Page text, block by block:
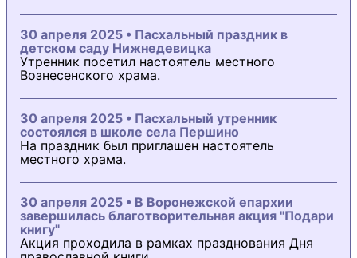
30 апреля 2025 • Пасхальный праздник в
детском саду Нижнедевицка
Утренник посетил настоятель местного
Вознесенского храма.
30 апреля 2025 • Пасхальный утренник
состоялся в школе села Першино
На праздник был приглашен настоятель
местного храма.
30 апреля 2025 • В Воронежской епархии
завершилась благотворительная акция "Подари
книгу"
Акция проходила в рамках празднования Дня